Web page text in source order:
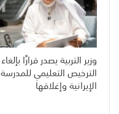
وزير التربية يصدر قرارًا بإلغاء
الترخيص التعليمي للمدرسة
الإيرانية وإغلاقها